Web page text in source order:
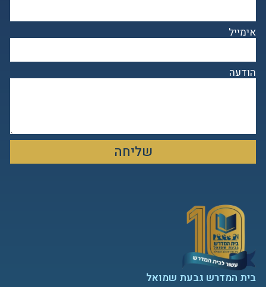
אימייל
הודעה
שליחה
בית המדרש גבעת שמואל